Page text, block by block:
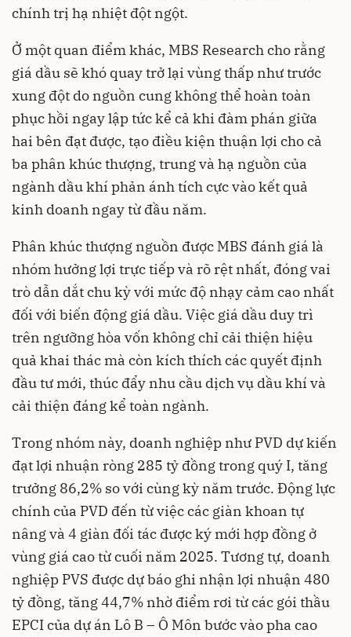
chính trị hạ nhiệt đột ngột.
Ở một quan điểm khác, MBS Research cho rằng
giá dầu sẽ khó quay trở lại vùng thấp như trước
xung đột do nguồn cung không thể hoàn toàn
phục hồi ngay lập tức kể cả khi đàm phán giữa
hai bên đạt được, tạo điều kiện thuận lợi cho cả
ba phân khúc thượng, trung và hạ nguồn của
ngành dầu khí phản ánh tích cực vào kết quả
kinh doanh ngay từ đầu năm.
Phân khúc thượng nguồn được MBS đánh giá là
nhóm hưởng lợi trực tiếp và rõ rệt nhất, đóng vai
trò dẫn dắt chu kỳ với mức độ nhạy cảm cao nhất
đối với biến động giá dầu. Việc giá dầu duy trì
trên ngưỡng hòa vốn không chỉ cải thiện hiệu
quả khai thác mà còn kích thích các quyết định
đầu tư mới, thúc đẩy nhu cầu dịch vụ dầu khí và
cải thiện đáng kể toàn ngành.
Trong nhóm này, doanh nghiệp như PVD dự kiến
đạt lợi nhuận ròng 285 tỷ đồng trong quý I, tăng
trưởng 86,2% so với cùng kỳ năm trước. Động lực
chính của PVD đến từ việc các giàn khoan tự
nâng và 4 giàn đối tác được ký mới hợp đồng ở
vùng giá cao từ cuối năm 2025. Tương tự, doanh
nghiệp PVS được dự báo ghi nhận lợi nhuận 480
tỷ đồng, tăng 44,7% nhờ điểm rơi từ các gói thầu
EPCI của dự án Lô B – Ô Môn bước vào pha cao